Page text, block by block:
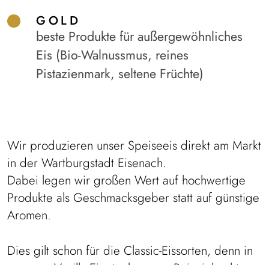
GOLD
beste Produkte für außergewöhnliches
Eis (Bio-Walnussmus, reines
Pistazienmark, seltene Früchte)
Wir produzieren unser Speiseeis direkt am Markt
in der Wartburgstadt Eisenach.
Dabei legen wir großen Wert auf hochwertige
Produkte als Geschmacksgeber statt auf günstige
Aromen.
Dies gilt schon für die Classic-Eissorten, denn in